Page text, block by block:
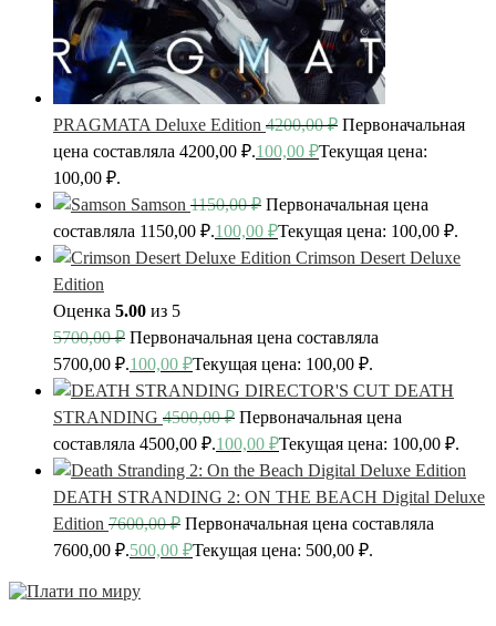
PRAGMATA Deluxe Edition 4200,00₽ Первоначальная
цена составляла 4200,00 ₽.100,00 ₽Текущая цена:
100,00 ₽.
Samson 1150,00₽ Первоначальная цена
составляла 1150,00 ₽.100,00 ₽Текущая цена: 100,00 ₽.
Crimson Desert Deluxe
Edition
Оценка 5.00 из 5
5700,00₽ Первоначальная цена составляла
5700,00 ₽.100,00 ₽Текущая цена: 100,00 ₽.
DEATH
STRANDING 4500,00₽ Первоначальная цена
составляла 4500,00 ₽.100,00 ₽Текущая цена: 100,00 ₽.
DEATH STRANDING 2: ON THE BEACH Digital Deluxe
Edition 7600,00₽ Первоначальная цена составляла
7600,00 ₽.500,00 ₽Текущая цена: 500,00 ₽.